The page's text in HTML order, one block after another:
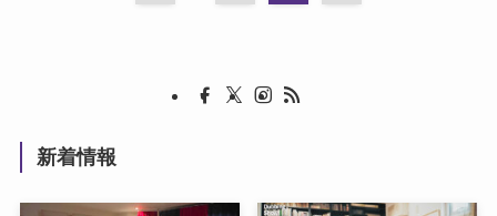
新着情報